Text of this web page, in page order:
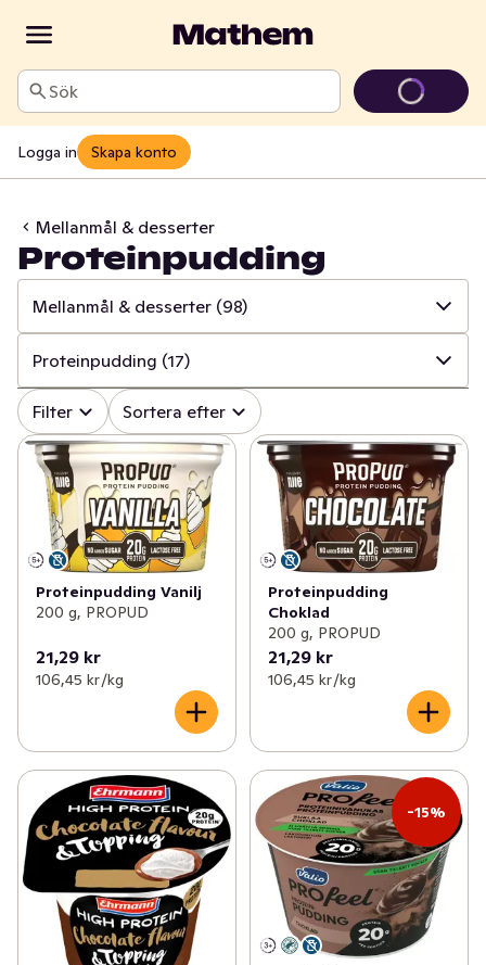
Sök
Logga in Skapa konto
Mellanmål & desserter
Proteinpudding
Mellanmål & desserter (98)
✓ Alla (1362)
✓ (414)
✓ Mjölk (100)
Matlagningsmejeri (112)
Filmjölk & Yoghurt (249)
✓ Smör & margarin (69)
✓ Ägg & jäst
Cottage cheese, kvarg & skyr (81)
✓ Mellanmål & desserter (98)
Proteinpudding (17)
✓ Alla (98)
✓ Rismål & rågmål (16)
Proteindryck (45)
✓ Proteinpudding (17)
✓ Vaniljsås (10)
✓ Kylda desserter
Filter Sortera efter
Proteinpudding Vanilj
200 g, PROPUD
21,29 kr
106,45 kr /kg
Proteinpudding
Choklad
200 g, PROPUD
21,29 kr
106,45 kr /kg
-15%